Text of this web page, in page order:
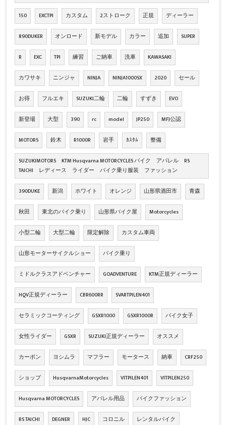
150 EXCTPI カスタム 2ストローク 正規 ディーラー
890DUKER オンロード 新モデル カラー 追加 SUPER
R EXC TPI 練習 ご納車 洗車 KAWASAKI
カワサキ ニンジャ NINJA NINJA1000SX 2020 セール
お得 フルエキ SUZUKI二輪 二輪 すずき EVO
新登場 大型 390 rc model JP250 MFJ公認
MOTORS 鈴木 R1000R 岩手 ｶｽﾀﾑ 整備
SUZUKIMOTORS KTM Husqvarna MOTORCYCLES バイク アパレル RS
TAICHI レディース ライダー バイク乗り服装 ファッション
390DUKE 新潟 ホワイト オレンジ 山形県酒田市 青森
秋田 東北のバイク乗り 山形県バイク屋 Motorcycles
小型二輪 大型二輪 限定解除 カスタム車両
山形モーターサイクルショー バイク乗り
ミドルクラスアドベンチャー GOADVENTURE KTM正規ディーラー
HQV正規ディーラー CBR600RR SVARTPILEN401
セラミックコーティング GSXR1000 GSXR1000R バイク女子
女性ライダー GSXR SUZUKI正規ディーラー オススメ
カーボン ヨシムラ マフラー モータース 納車 CRF250
ショップ HusqvarnaMotorcycles VITPILEN401 VITPILEN250
Husqvarna MOTORCYCLES アパレル用品 バイクファッション
RS TAICHI DEGNER HJC コロニル レンタルバイク